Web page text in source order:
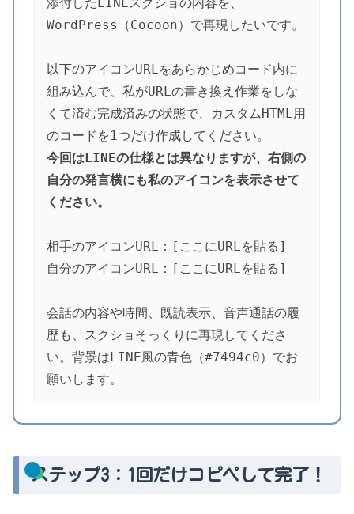
添付したLINEスクショの内容を、
WordPress（Cocoon）で再現したいです。
以下のアイコンURLをあらかじめコード内に
組み込んで、私がURLの書き換え作業をしな
くて済む完成済みの状態で、カスタムHTML用
のコードを1つだけ作成してください。
今回はLINEの仕様とは異なりますが、右側の
自分の発言横にも私のアイコンを表示させて
ください。
相手のアイコンURL：[ここにURLを貼る]
自分のアイコンURL：[ここにURLを貼る]
会話の内容や時間、既読表示、音声通話の履
歴も、スクショそっくりに再現してくださ
い。背景はLINE風の青色（#7494c0）でお
願いします。
ステップ3：1回だけコピペして完了！